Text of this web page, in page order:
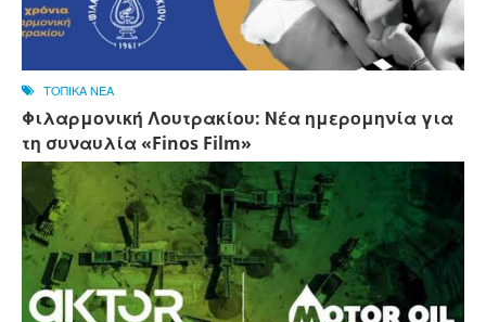
ΤΟΠΙΚΑ ΝΕΑ
Φιλαρμονική Λουτρακίου: Νέα ημερομηνία για
τη συναυλία «Finos Film»